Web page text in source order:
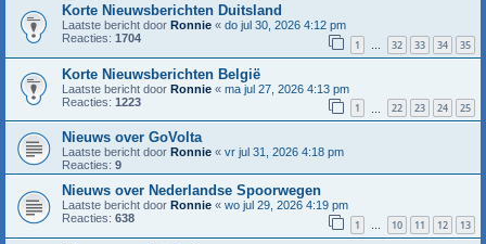
Korte Nieuwsberichten Duitsland
Laatste bericht door Ronnie « do jul 30, 2026 4:12 pm
Reacties: 1704 1 32 33 34 35
Korte Nieuwsberichten België
Laatste bericht door Ronnie « ma jul 27, 2026 4:13 pm
Reacties: 1223 1 22 23 24 25
Nieuws over GoVolta
Laatste bericht door Ronnie « vr jul 31, 2026 4:18 pm
Reacties: 9
Nieuws over Nederlandse Spoorwegen
Laatste bericht door Ronnie « wo jul 29, 2026 4:19 pm
Reacties: 638 1 … 10 11 12 13